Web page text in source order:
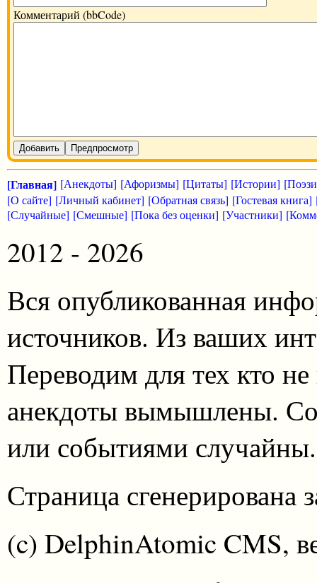
Комментарий (bbCode)
Добавить Предпросмотр
[Главная] [Анекдоты] [Афоризмы] [Цитаты] [Истории]
[О сайте] [Личный кабинет] [Обратная связь] [Гостевая книга]
[Случайные] [Смешные] [Пока без оценки] [Участники]
2012 - 2026
Вся опубликованная
источников. Из ваших
Переводим для тех кто
анекдоты вымышлены.
или событиями случайны.
Страница сгенерирована
(c) DelphinAtomic CMS,